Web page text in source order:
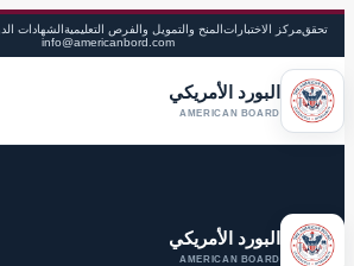
تحققمركز الاختباراتالمنح والتمويل والفرص التعليميةالشهادات
info@americanbord.com
البورد الأمريكي
AMERICAN BOARD
البورد الأمريكي
AMERICAN BOARD